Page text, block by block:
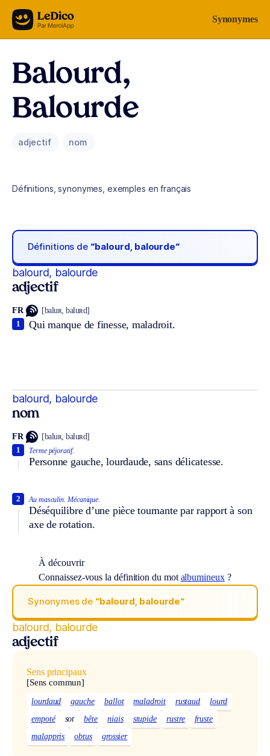
Aller au contenu Synonymes
Balourd,
Balourde
adjectif nom
Définitions, synonymes, exemples en français
Définitions de “balourd, balourde“
balourd, balourde
adjectif
FR [baluʀ, baluʀd]
Qui manque de finesse, maladroit.
1
balourd, balourde
nom
FR [baluʀ, baluʀd]
Terme péjoratif.
Personne gauche, lourdaude, sans délicatesse.
1
Au masculin. Mécanique.
Déséquilibre d’une pièce tournante par rapport à son
axe de rotation.
2
À découvrir
Connaissez-vous la définition du mot albumineux?
Synonymes de “balourd, balourde“
balourd, balourde
adjectif
Sens principaux
[Sens commun]
lourdaud gauche ballot maladroit rustaud
lourd
empoté
sot bête niais stupide rustre
fruste
malappris
obtus grossier